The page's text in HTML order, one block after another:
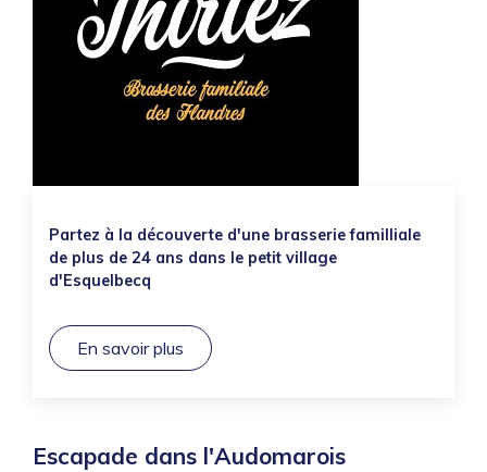
Partez à la découverte d'une brasserie familliale
de plus de 24 ans dans le petit village
d'Esquelbecq
En savoir plus
Escapade dans l'Audomarois